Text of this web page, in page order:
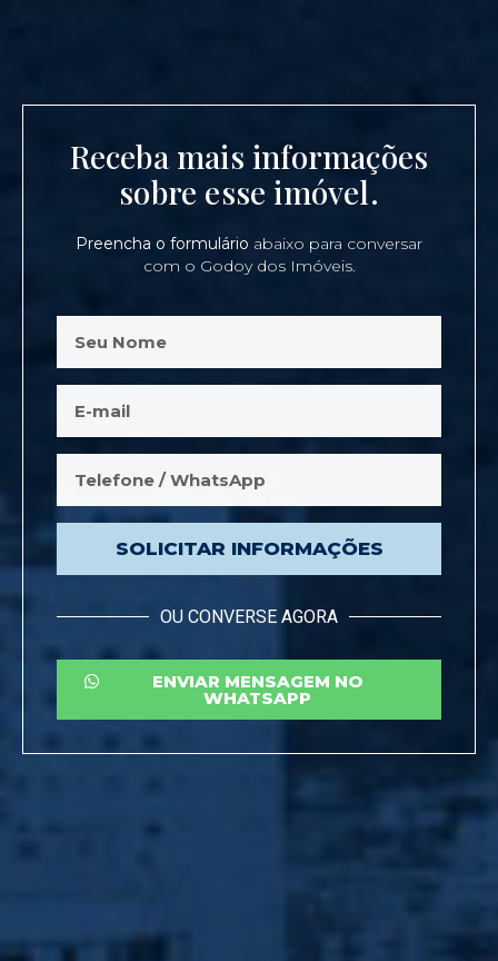
Receba mais informações
sobre esse imóvel.
Preencha o formulário abaixo para conversar
com o Godoy dos Imóveis.
SOLICITAR INFORMAÇÕES
OU CONVERSE AGORA
ENVIAR MENSAGEM NO
WHATSAPP